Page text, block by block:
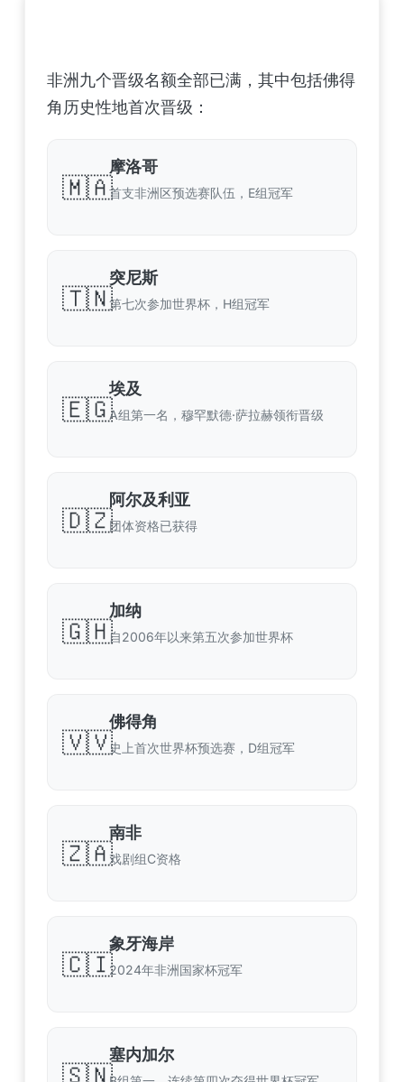
非洲九个晋级名额全部已满，其中包括佛得
角历史性地首次晋级：
🇲🇦
摩洛哥
首支非洲区预选赛队伍，E组冠军
🇹🇳
突尼斯
第七次参加世界杯，H组冠军
🇪🇬
埃及
A组第一名，穆罕默德·萨拉赫领衔晋级
🇩🇿
阿尔及利亚
团体资格已获得
🇬🇭
加纳
自2006年以来第五次参加世界杯
🇻🇻
佛得角
史上首次世界杯预选赛，D组冠军
🇿🇦
南非
戏剧组C资格
🇨🇮
象牙海岸
2024年非洲国家杯冠军
🇸🇳
塞内加尔